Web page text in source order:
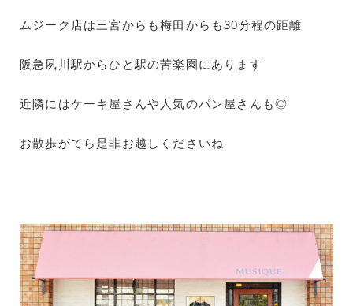
ムジーク店は三宮からも梅田からも30分程の距離
阪急夙川駅からひと駅の苦楽園にあります
近隣にはケーキ屋さんや人気のパン屋さんも◎
お散歩がてら是非お越しくださいね